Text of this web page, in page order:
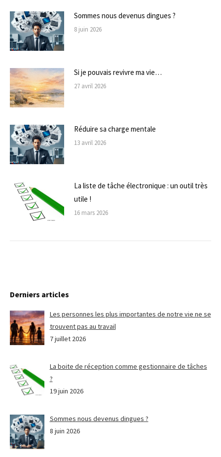
Sommes nous devenus dingues ?
8 juin 2026
Si je pouvais revivre ma vie…
27 avril 2026
Réduire sa charge mentale
13 avril 2026
La liste de tâche électronique : un outil très
utile !
16 mars 2026
Derniers articles
Les personnes les plus importantes de notre vie ne se
trouvent pas au travail
7 juillet 2026
La boite de réception comme gestionnaire de tâches
?
19 juin 2026
Sommes nous devenus dingues ?
8 juin 2026